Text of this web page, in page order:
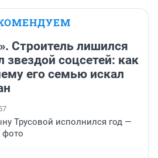
Строитель лишился
звездой соцсетей: как
его семью искал
Трусовой исполнился год —
фото